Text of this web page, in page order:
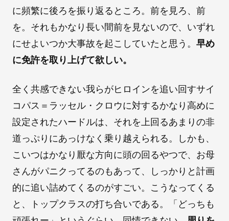
に頻繁に後ろを振り返るところ。前を見ろ、前
を。それもかなり長い間前を見ないので、いずれ
にせよいつか大事故を起こしていたと思う。 早め
に免許を取り上げて欲しい。
全く共感できない我らがヒロインを追い回すサイ
コパス＝ラッセル・クロウに対するかなり高めに
設定されたハードルは、それを上回るあまりの非
道っぷりにあっけなく乗り越えられる。しかも、
こいつはかなり厭な方向に頭の回るやつで、お母
さんがパニクってるのもあって、しっかりと計画
的に追い詰めてくるのがすごい。こうなってくる
と、トップクラスの打ち合いである。「どっちも